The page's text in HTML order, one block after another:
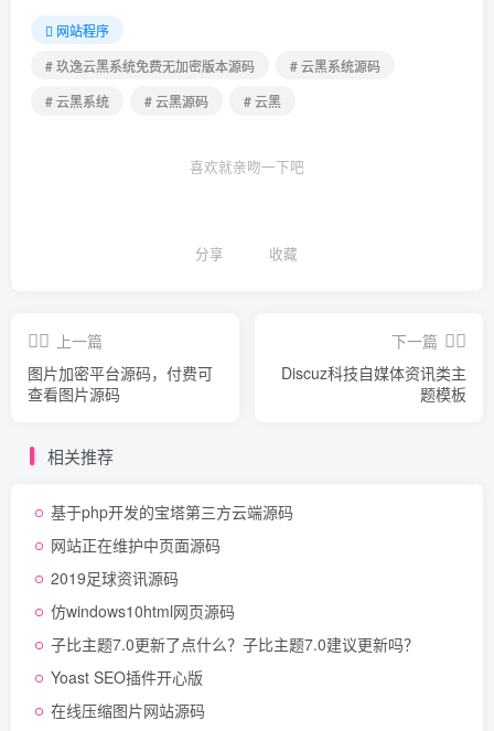
网站程序
# 玖逸云黑系统免费无加密版本源码
# 云黑系统源码
# 云黑系统
# 云黑源码 # 云黑
喜欢就亲吻一下吧
分享 收藏
上一篇
图片加密平台源码，付费可
查看图片源码
下一篇
Discuz科技自媒体资讯类主
题模板
相关推荐
基于php开发的宝塔第三方云端源码
网站正在维护中页面源码
2019足球资讯源码
仿windows10html网页源码
子比主题7.0更新了点什么？子比主题7.0建议更新吗？
Yoast SEO插件开心版
在线压缩图片网站源码